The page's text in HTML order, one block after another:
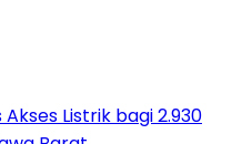
Listrik bagi 2.930